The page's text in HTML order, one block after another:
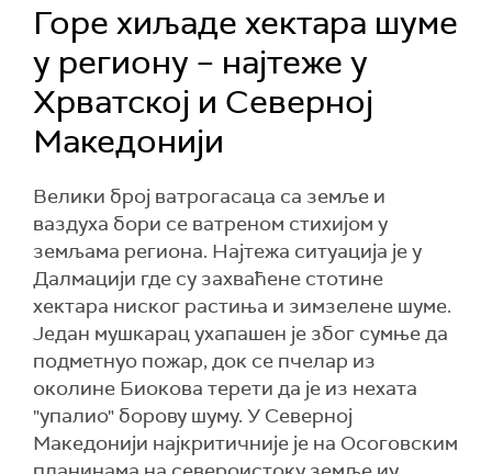
Горе хиљаде хектара шуме
у региону – најтеже у
Хрватској и Северној
Македонији
Велики број ватрогасаца са земље и
ваздуха бори се ватреном стихијом у
земљама региона. Најтежа ситуација је у
Далмацији где су захваћене стотине
хектара ниског растиња и зимзелене шуме.
Један мушкарац ухапашен је због сумње да
подметнуо пожар, док се пчелар из
околине Биокова терети да је из нехата
"упалио" борову шуму. У Северној
Македонији најкритичније је на Осоговским